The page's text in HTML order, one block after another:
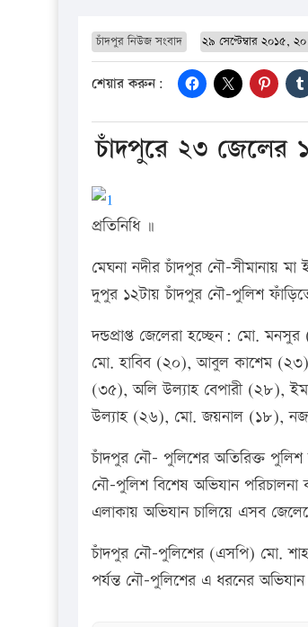
চাঁদপুর নিউজ সংবাদ ২৯ সেপ্টেম্বার ২০১৫,
শেয়ার করুন:
চাঁদপুরে ২৩ জেলের
প্রতিনিধি ॥
মেঘনা নদীর চাঁদপুর নৌ-সীমানায় মা
দুপুর ১২টায় চাঁদপুর নৌ-পুলিশ ফাঁড়িতে
দন্ডপ্রাপ্ত জেলেরা হচ্ছেন: মো.
মো. হাবিব (২০), আবুল কাশেম
(৩৫), অলি উল্যাহ বেপারী (২৮),
উল্যাহ (২৬), মো. জয়নাল (১৮),
চাঁদপুর নৌ- পুলিশের অতিরিক্ত পুলিশ
নৌ-পুলিশ বিশেষ অভিযান
এলাকায় অভিযান চালিয়ে এসব
চাঁদপুর নৌ-পুলিশের (এসপি) মো.
পর্যন্ত নৌ-পুলিশের এ ধরনের